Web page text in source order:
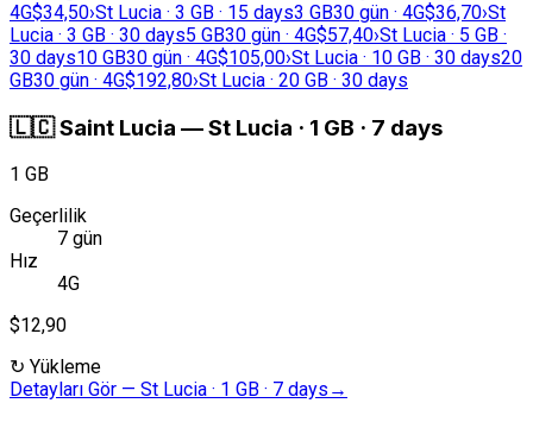
4G$34,50›St Lucia · 3 GB · 15 days3 GB30 gün · 4G$36,70›St
Lucia · 3 GB · 30 days5 GB30 gün · 4G$57,40›St Lucia · 5 GB ·
30 days10 GB30 gün · 4G$105,00›St Lucia · 10 GB · 30 days20
GB30 gün · 4G$192,80›St Lucia · 20 GB · 30 days
🇱🇨Saint Lucia —St Lucia · 1 GB · 7 days
1 GB
Geçerlilik
7 gün
Hız
4G
$12,90
↻ Yükleme
Detayları Gör — St Lucia · 1 GB · 7 days →